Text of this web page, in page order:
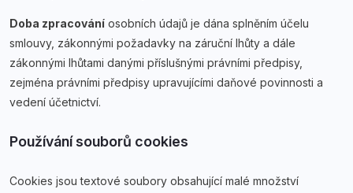
Doba zpracování osobních údajů je dána splněním účelu
smlouvy, zákonnými požadavky na záruční lhůty a dále
zákonnými lhůtami danými příslušnými právními předpisy,
zejména právními předpisy upravujícími daňové povinnosti a
vedení účetnictví.
Používání souborů cookies
Cookies jsou textové soubory obsahující malé množství